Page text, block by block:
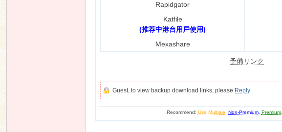
Rapidgator
Katfile
(推荐中港台用戶使用)
Mexashare
予備リンク
Guest, to view backup download links, please Reply
Recommend: Use Multiple Non-Premium, Premium,